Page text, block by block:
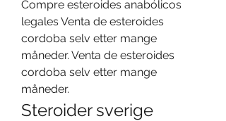
Compre esteroides anabólicos
legales Venta de esteroides
cordoba selv etter mange
måneder. Venta de esteroides
cordoba selv etter mange
måneder.
Steroider sverige